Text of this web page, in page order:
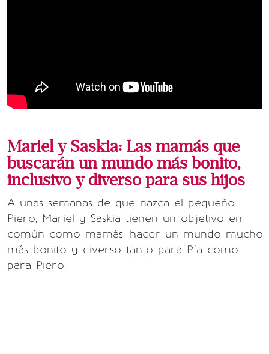
Mariel y Saskia: Las mamás que
buscarán un mundo más bonito,
inclusivo y diverso para sus hijos
A unas semanas de que nazca el pequeño
Piero, Mariel y Saskia tienen un objetivo en
común como mamás: hacer un mundo mucho
más bonito y diverso tanto para Pía como
para Piero.